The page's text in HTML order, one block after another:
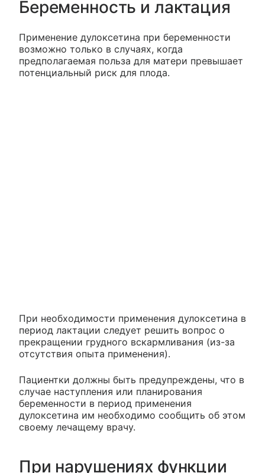
Беременность и лактация
Применение дулоксетина при беременности
возможно только в случаях, когда
предполагаемая польза для матери превышает
потенциальный риск для плода.
При необходимости применения дулоксетина в
период лактации следует решить вопрос о
прекращении грудного вскармливания (из-за
отсутствия опыта применения).
Пациентки должны быть предупреждены, что в
случае наступления или планирования
беременности в период применения
дулоксетина им необходимо сообщить об этом
своему лечащему врачу.
При нарушениях функции